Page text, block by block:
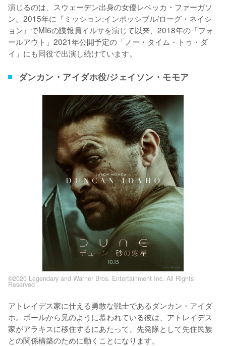
演じるのは、スウェーデン出身の女優レベッカ・ファーガソ
ン。2015年に『ミッション:インポッシブル/ローグ・ネイシ
ョン』でMI6の諜報員イルサを演じて以来、2018年の「フォ
ールアウト」2021年公開予定の「ノー・タイム・トゥ・ダ
イ」にも同役で出演し続けています。
ダンカン・アイダホ役/ジェイソン・モモア
©2020 Legendary and Warner Bros. Entertainment Inc. All Rights
Reserved
アトレイデス家に仕える勇敢な戦士であるダンカン・アイダ
ホ。ポールから兄のように慕われている彼は、アトレイデス
家がアラキスに移住するにあたって、先発隊として先住民族
との関係構築のために動くことになります。